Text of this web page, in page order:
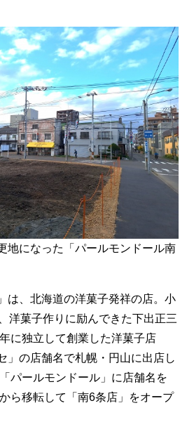
地になった「パールモンドール南
は、北海道の洋菓子発祥の店。小
洋菓子作りに励んできた下出正三
に独立して創業した洋菓子店
」の店舗名で札幌・円山に出店し
パールモンドール」に店舗名を
ら移転して「南6条店」をオープ